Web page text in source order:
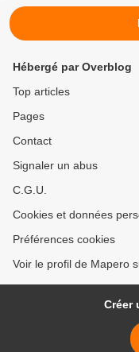
Hébergé par Overblog
Top articles
Pages
Contact
Signaler un abus
C.G.U.
Cookies et données
Préférences cookies
Voir le profil de Mapero
Créer